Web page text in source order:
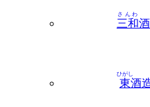
三和
さんわ
東
ひがし
酒